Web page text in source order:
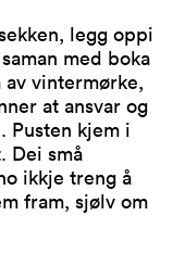
legg oppi
med boka
av vintermørke,
at ansvar og
Pusten kjem i
Dei små
ikkje treng å
fram, sjølv om